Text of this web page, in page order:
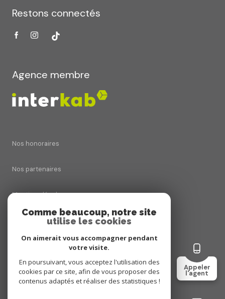
Appeler
l'agent
Restons connectés
Agence membre
Nos honoraires
Nos partenaires
Mentions légales
Cookies
Comme beaucoup, notre site
utilise les cookies
On aimerait vous accompagner pendant
votre visite.
En poursuivant, vous acceptez l'utilisation des
cookies par ce site, afin de vous proposer des
contenus adaptés et réaliser des statistiques !